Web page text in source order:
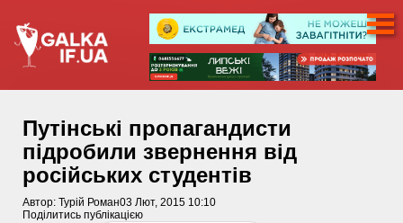
Путінські пропагандисти
підробили звернення від
російських студентів
Автор: Турій Роман03 Лют, 2015 10:10
Поділитись публікацією